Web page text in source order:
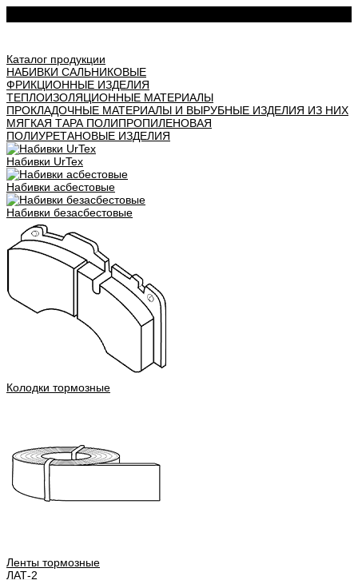
Каталог продукции
НАБИВКИ САЛЬНИКОВЫЕ
ФРИКЦИОННЫЕ ИЗДЕЛИЯ
ТЕПЛОИЗОЛЯЦИОННЫЕ МАТЕРИАЛЫ
ПРОКЛАДОЧНЫЕ МАТЕРИАЛЫ И ВЫРУБНЫЕ ИЗДЕЛИЯ ИЗ НИХ
МЯГКАЯ ТАРА ПОЛИПРОПИЛЕНОВАЯ
ПОЛИУРЕТАНОВЫЕ ИЗДЕЛИЯ
Набивки UrTex
Набивки асбестовые
Набивки безасбестовые
Колодки тормозные
Ленты тормозные
ЛАТ-2